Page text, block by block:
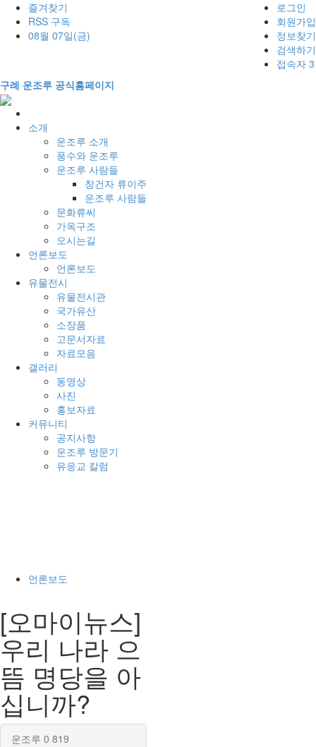
즐겨찾기
RSS 구독
08월 07일(금)
로그인
회원가입
정보찾기
검색하기
접속자 3
구례 운조루 공식홈페이지
으
소개
운조루 소개
풍수와 운조루
운조루 사람들
창건자 류이주
운조루 사람들
문화류씨
가옥구조
오시는길
언론보도
언론보도
유물전시
유물전시관
국가유산
소장품
고문서자료
자료모음
갤러리
동영상
사진
홍보자료
커뮤니티
공지사항
운조루 방문기
유응교 칼럼
언론보도
[오마이뉴스]
우리 나라 으
뜸 명당을 아
십니까?
운조루 0 819